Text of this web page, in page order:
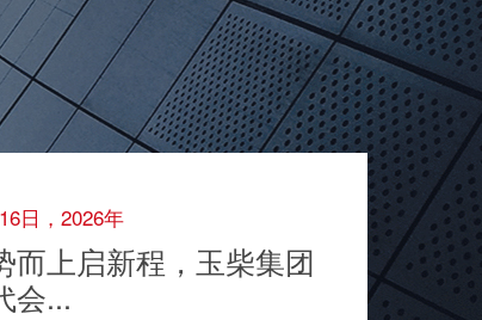
日，2026年
而上启新程，玉柴集团
会...